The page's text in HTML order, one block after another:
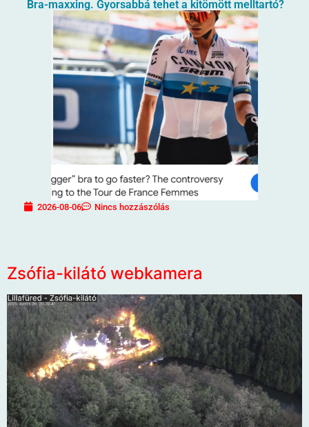
Bra-maxxing. Gyorsabbá tehet a kitömött melltartó?
2026-08-06 Nincs hozzászólás
Zsófia-kilátó webkamera